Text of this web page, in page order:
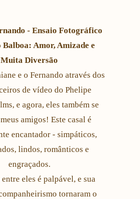
- Ensaio Fotográfico
Balboa: Amor, Amizade e
Muita Diversão
e o Fernando através dos
de vídeo do Phelipe
e agora, eles também se
amigos! Este casal é
encantador - simpáticos,
lindos, românticos e
engraçados.
eles é palpável, e sua
tornaram o